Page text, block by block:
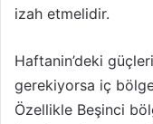
izah etmelidir.
Haftanin’deki
gerekiyorsa iç
Özellikle Beşinci